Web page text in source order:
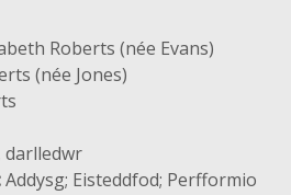
Roberts (née Evans)
(née Jones)
darlledwr
Addysg; Eisteddfod; Perfformio